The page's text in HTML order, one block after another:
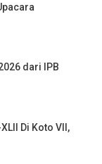
dari IPB
Di Koto VII,